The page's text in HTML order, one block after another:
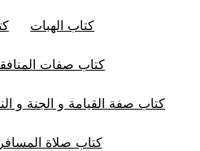
كتاب الهبات
كتاب صفات
كتاب صفة القيامة و الجنة و
كتاب صلاة